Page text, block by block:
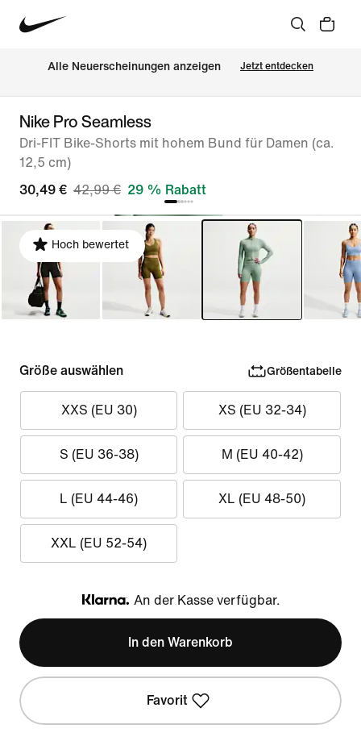
Alle Neuerscheinungen anzeigen Jetzt entdecken
Nike Pro Seamless
Dri-FIT Bike-Shorts mit hohem Bund für Damen (ca.
12,5 cm)
30,49 € 42,99 € 29 % Rabatt
Hoch bewertet
Größe auswählen Größentabelle
XXS (EU 30) XS (EU 32-34)
S (EU 36-38) M (EU 40-42)
L (EU 44-46) XL (EU 48-50)
XXL (EU 52-54)
Klarna
An der Kasse verfügbar.
In den Warenkorb
Favorit